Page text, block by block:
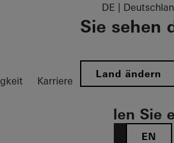
Karriere
DE |
Sie sehen
Land ändern
Wählen Sie
EN